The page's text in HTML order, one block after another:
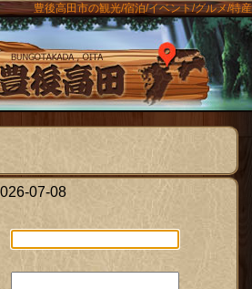
豊後高田市の観光/宿泊/イベント/グルメ/特産
The豊後
07-08